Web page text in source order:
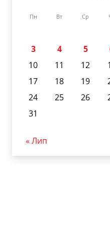
Пн Вт Ср
3
4 5
10
11 12
17
18 19
24
25 26
31
« Лип